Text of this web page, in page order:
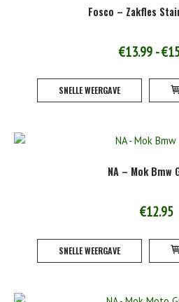
Fosco – Zakfles
€13.99 -€
SNELLE WEERGAVE
NA – Mok Bmw
€12.95
SNELLE WEERGAVE